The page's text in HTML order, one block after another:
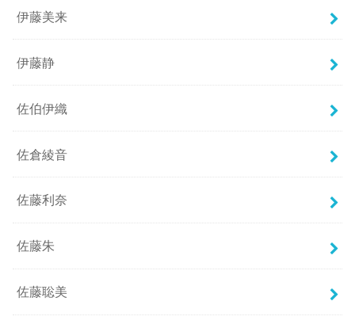
伊藤美来
伊藤静
佐伯伊織
佐倉綾音
佐藤利奈
佐藤朱
佐藤聡美